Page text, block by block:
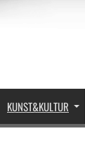
KUNST&KULTUR